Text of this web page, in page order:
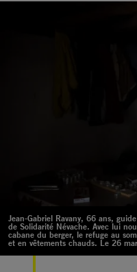
Jean-Gabriel Ravany, 66 ans,
de Solidarité Névache. Avec lui
cabane du berger, le refuge au
et en vêtements chauds. Le 26